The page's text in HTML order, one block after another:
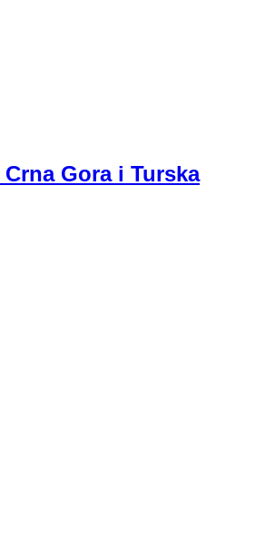
Gora i Turska